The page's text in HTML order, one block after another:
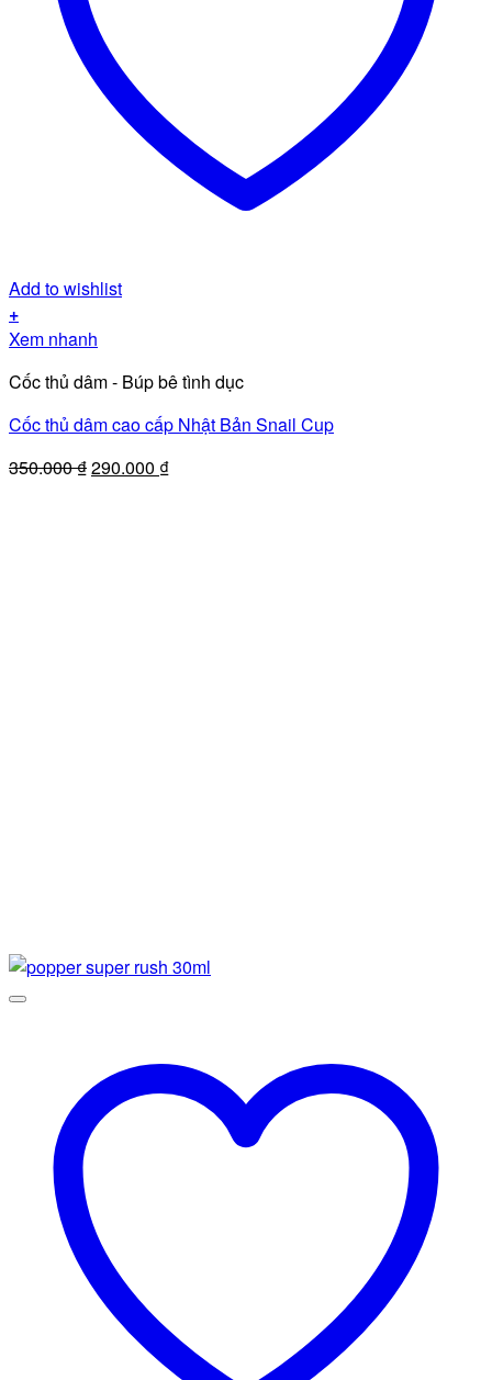
Add to wishlist
+
Xem nhanh
Cốc thủ dâm - Búp bê tình dục
Cốc thủ dâm cao cấp Nhật Bản Snail Cup
350.000₫Giá
290.000 ₫Giá